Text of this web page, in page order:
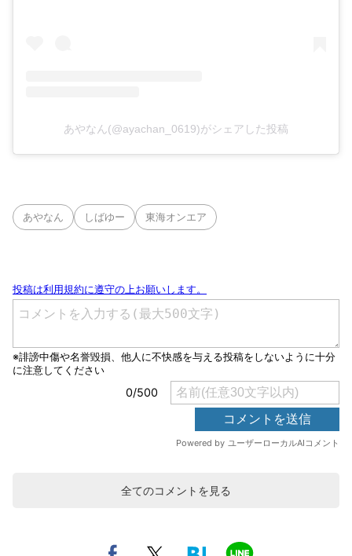
あやなん(@ayachan_0619)がシェアした投稿
あやなん しばゆー 東海オンエア
全てのコメントを見る